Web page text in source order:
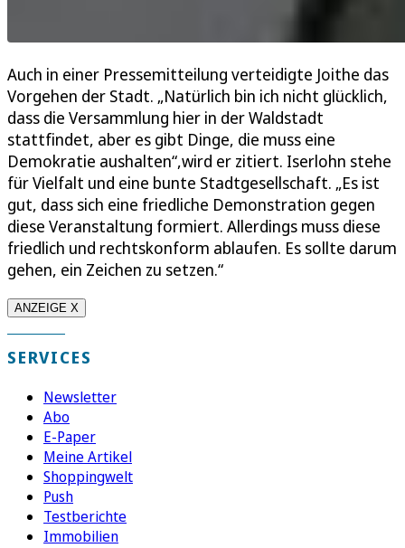
Auch in einer Pressemitteilung verteidigte Joithe das
Vorgehen der Stadt. „Natürlich bin ich nicht glücklich,
dass die Versammlung hier in der Waldstadt
stattfindet, aber es gibt Dinge, die muss eine
Demokratie aushalten“,wird er zitiert. Iserlohn stehe
für Vielfalt und eine bunte Stadtgesellschaft. „Es ist
gut, dass sich eine friedliche Demonstration gegen
diese Veranstaltung formiert. Allerdings muss diese
friedlich und rechtskonform ablaufen. Es sollte darum
gehen, ein Zeichen zu setzen.“
ANZEIGE X
SERVICES
Newsletter
Abo
E-Paper
Meine Artikel
Shoppingwelt
Push
Testberichte
Immobilien